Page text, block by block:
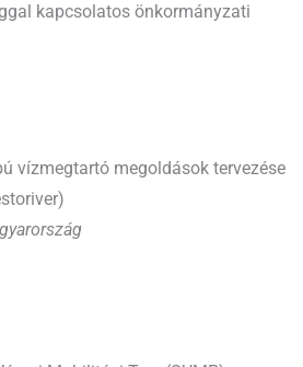
kapcsolatos önkormányzati
vízmegtartó megoldások tervezése